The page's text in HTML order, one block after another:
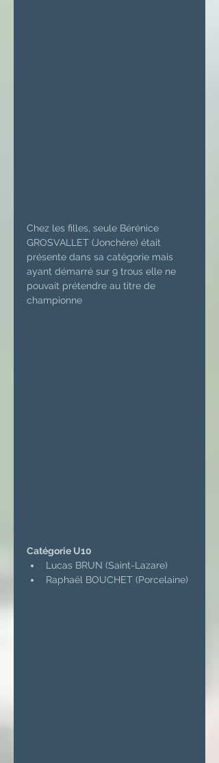
Chez les filles, seule Bérénice
GROSVALLET (Jonchère) était
présente dans sa catégorie mais
ayant démarré sur 9 trous elle ne
pouvait prétendre au titre de
championne
Catégorie U10
Lucas BRUN (Saint-Lazare)
Raphaël BOUCHET (Porcelaine)